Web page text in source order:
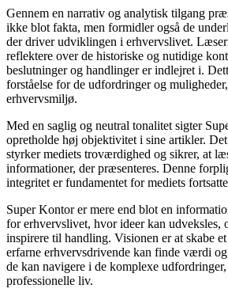
Gennem en narrativ og analytisk tilgang
ikke blot fakta, men formidler også de
der driver udviklingen i erhvervslivet.
reflektere over de historiske og nutidige
beslutninger og handlinger er indlejret i.
forståelse for de udfordringer og
erhvervsmiljø.
Med en saglig og neutral tonalitet sigter
opretholde høj objektivitet i sine artikler.
styrker mediets troværdighed og sikrer, at
informationer, der præsenteres. Denne
integritet er fundamentet for mediets
Super Kontor er mere end blot en
for erhvervslivet, hvor ideer kan udveksles,
inspirere til handling. Visionen er at skabe
erfarne erhvervsdrivende kan finde værdi
de kan navigere i de komplexe
professionelle liv.